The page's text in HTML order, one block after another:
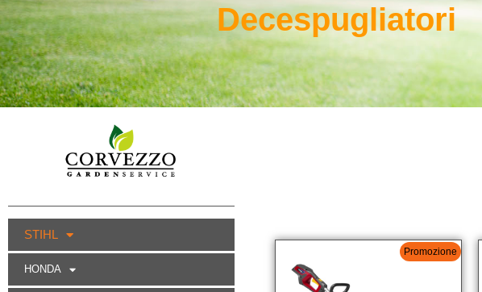
Decespugliatori
STIHL
HONDA
Promozione